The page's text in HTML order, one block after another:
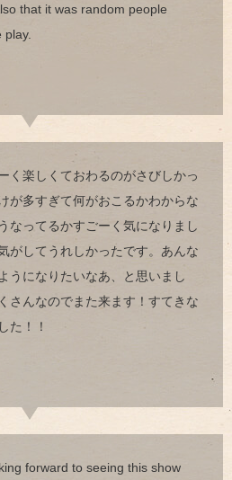
that it was random people
く楽しくておわるのがさびしかっ
が多すぎて何がおこるかわからな
なってるかすごーく気になりまし
がしてうれしかったです。あんな
うになりたいなあ、と思いまし
さんなのでまた来ます！すてきな
た！！
forward to seeing this show